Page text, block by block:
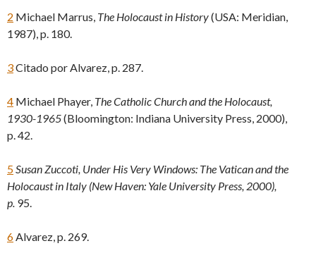
2 Michael Marrus, The Holocaust in History(USA: Meridian,
1987), p. 180.
3Citado por Alvarez, p. 287.
4 Michael Phayer, The Catholic Church and the Holocaust,
1930-1965(Bloomington: Indiana University Press, 2000),
p. 42.
5 Susan Zuccoti, Under His Very Windows: The Vatican and the
Holocaust in Italy (New Haven: Yale University Press, 2000),
p. 95.
6 Alvarez, p. 269.